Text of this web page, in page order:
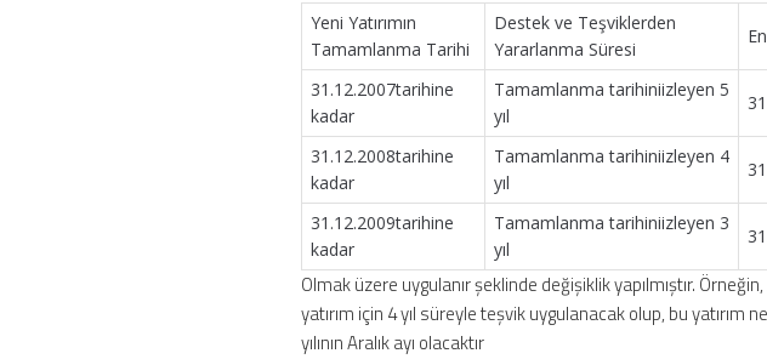
Yeni Yatırımın
Tamamlanma Tarihi
Destek ve Teşviklerden
Yararlanma Süresi
31.12.2007tarihine
kadar
Tamamlanma tarihiniizleyen 5
yıl
31.12.2008tarihine
kadar
Tamamlanma tarihiniizleyen 4
yıl
31.12.2009tarihine
kadar
Tamamlanma tarihiniizleyen 3
yıl
Olmak üzere uygulanır şeklinde değişiklik yapılmıştır.
yatırım için 4 yıl süreyle teşvik uygulanacak olup, bu
yılının Aralık ayı olacaktır